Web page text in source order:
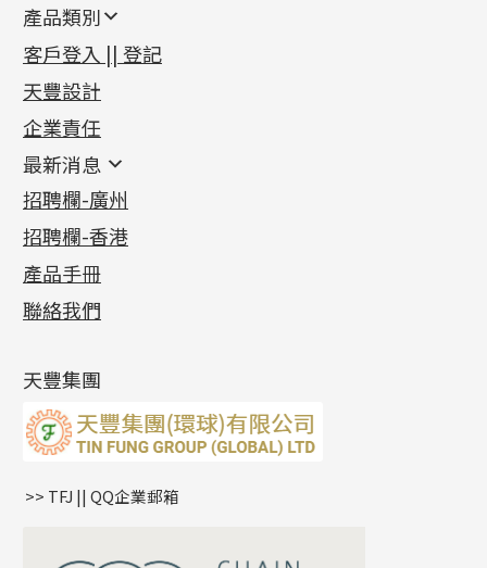
產品類別
新產品
足金系列
足金配件
機織鏈系列
珠仔鏈
镶口链
管狀網鏈
十字車花鏈系列
十字閃O鏈系列
十字錘打鏈系列
側身車花鏈系列
側身鏈系列
雙十字鏈系列
水波鏈系列
蛇骨鏈系列
鏈尾系列
嘴唇鏈系列
S車花鏈系列
首飾配件
耳環類配件
卷迫系列
螺絲迫系列
梅花迫系列
平臺迫系列
綫拍系列
美拍系列
耳環扣系列
耳綫/耳鈎系列
耳環爪頭
耳環
鏈類配件
動感車花吊墜
調節珠系列
生圈扣系列
龍蝦扣系列
鴨俐制系列
字母吊墜
相盒吊墜
項鏈吊墜
生肖吊墜
星座吊墜
珠扣
其他類配件
珠盤系列
袖口鈕系列
焊片及鐳射綫
空心車花管
珠類配件
無孔光身珠
空心光身珠
無孔批花珠
鑲口類
四爪頭系列
六爪頭系列
車花片
動感車花片
鑲口戒指
鑲口手鏈系列
首飾系列
手镯系列
戒指系列
空心耳環
空心车花管首饰链
空心手鐲系列
貴金屬原料
千足金
記憶金屬系列
記憶戒指
拉簧珠珠手鏈
記憶鈦手鐲
客戶登入 || 登記
天豐設計
企業責任
最新消息
最新消息
各項證書(2)
相片集(9)
展覽會資訊
最新產品資訊
招聘欄-廣州
招聘欄-香港
產品手冊
聯絡我們
天豐集團
>> TFJ || QQ企業郵箱